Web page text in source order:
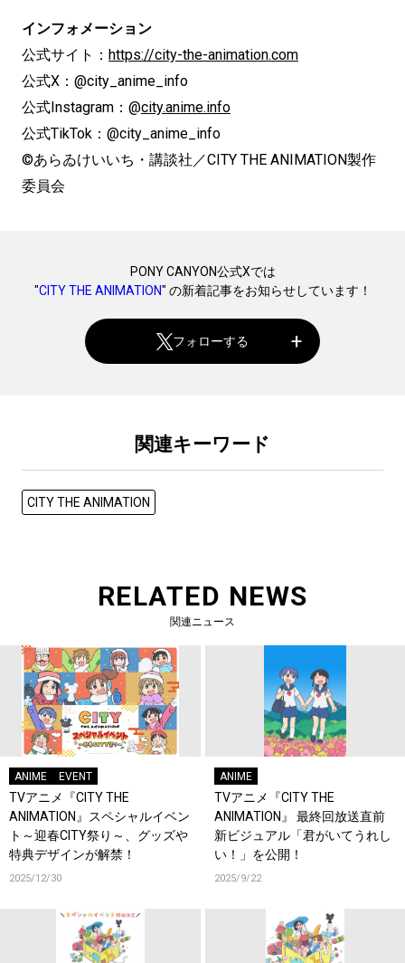
インフォメーション
公式サイト： https://city-the-animation.com
公式X：@city_anime_info
公式Instagram：@city.anime.info
公式TikTok：@city_anime_info
©あらゐけいいち・講談社／CITY THE ANIMATION製作
委員会
PONY CANYON公式Xでは
"CITY THE ANIMATION" の新着記事をお知らせしています！
フォローする
関連キーワード
CITY THE ANIMATION
RELATED NEWS
関連ニュース
ANIME EVENT
TVアニメ『CITY THE
ANIMATION』スペシャルイベン
ト～迎春CITY祭り～、グッズや
特典デザインが解禁！
2025/12/30
ANIME
TVアニメ『CITY THE
ANIMATION』 最終回放送直前
新ビジュアル「君がいてうれし
い！」を公開！
2025/9/22